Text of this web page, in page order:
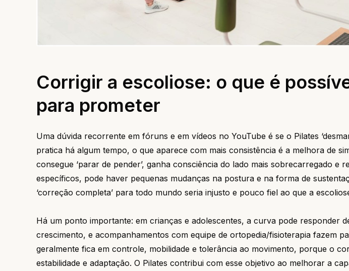
Corrigir a escoliose: o que é
para prometer
Uma dúvida recorrente em fóruns e em vídeos no YouTube é se o Pilates
pratica há algum tempo, o que aparece com mais consistência é a melhora de
consegue ‘parar de pender’, ganha consciência do lado mais sobrecarregado e
específicos, pode haver pequenas mudanças na postura e na forma de
‘correção completa’ para todo mundo seria injusto e pouco fiel ao que a
Há um ponto importante: em crianças e adolescentes, a curva pode responder
crescimento, e acompanhamentos com equipe de ortopedia/fisioterapia fazem
geralmente fica em controle, mobilidade e tolerância ao movimento, porque o
estabilidade e adaptação. O Pilates contribui com esse objetivo ao melhorar a